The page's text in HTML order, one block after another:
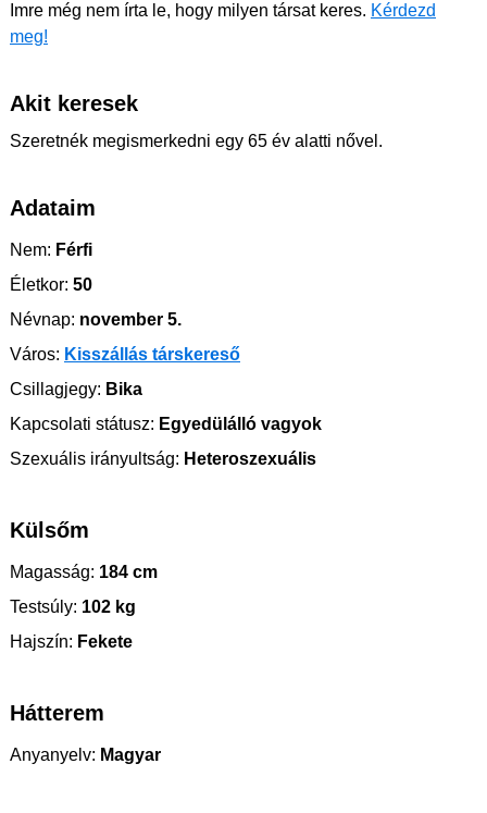
Imre még nem írta le, hogy milyen társat keres. Kérdezd
meg!
Akit keresek
Szeretnék megismerkedni egy 65 év alatti nővel.
Adataim
Nem: Férfi
Életkor: 50
Névnap: november 5.
Város: Kisszállás társkereső
Csillagjegy: Bika
Kapcsolati státusz: Egyedülálló vagyok
Szexuális irányultság: Heteroszexuális
Külsőm
Magasság: 184 cm
Testsúly: 102 kg
Hajszín: Fekete
Hátterem
Anyanyelv: Magyar